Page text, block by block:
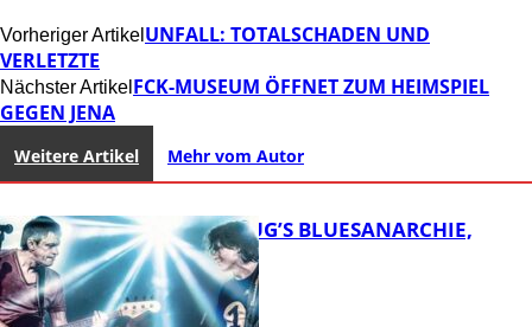
Vorheriger Artikel UNFALL: TOTALSCHADEN UND
VERLETZTE
Nächster Artikel FCK-MUSEUM ÖFFNET ZUM HEIMSPIEL
GEGEN JENA
Weitere Artikel Mehr vom Autor
THOMAS BLUG’S BLUESANARCHIE,
KAMMGARN